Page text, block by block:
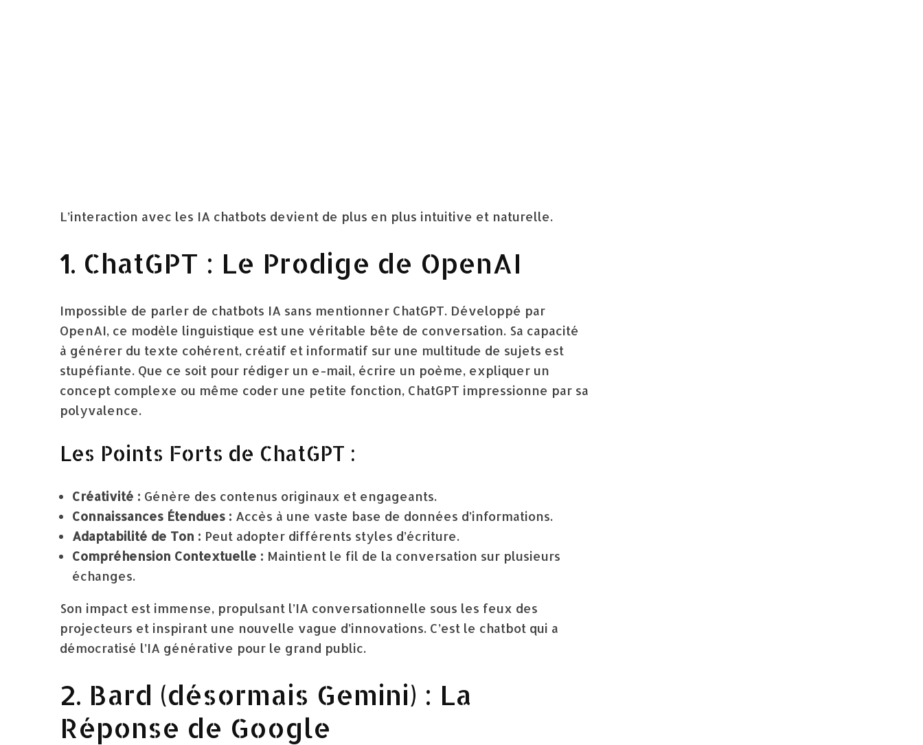
L’interaction avec les IA chatbots devient de plus en plus intuitive et naturelle.
1. ChatGPT : Le Prodige de OpenAI
Impossible de parler de chatbots IA sans mentionner ChatGPT. Développé par
OpenAI, ce modèle linguistique est une véritable bête de conversation. Sa capacité
à générer du texte cohérent, créatif et informatif sur une multitude de sujets est
stupéfiante. Que ce soit pour rédiger un e-mail, écrire un poème, expliquer un
concept complexe ou même coder une petite fonction, ChatGPT impressionne par sa
polyvalence.
Les Points Forts de ChatGPT :
Créativité : Génère des contenus originaux et engageants.
Connaissances Étendues : Accès à une vaste base de données d’informations.
Adaptabilité de Ton : Peut adopter différents styles d’écriture.
Compréhension Contextuelle : Maintient le fil de la conversation sur plusieurs
échanges.
Son impact est immense, propulsant l’IA conversationnelle sous les feux des
projecteurs et inspirant une nouvelle vague d’innovations. C’est le chatbot qui a
démocratisé l’IA générative pour le grand public.
2. Bard (désormais Gemini) : La
Réponse de Google